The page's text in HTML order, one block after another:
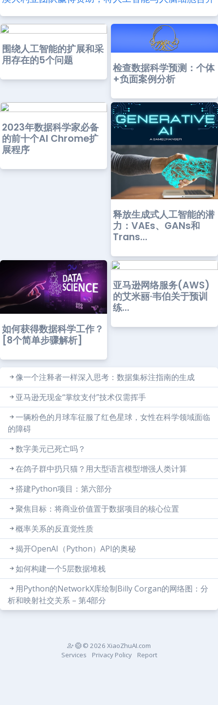
围绕人工智能的扩展和采
用存在的5个问题
检查数据科学预测：个体
+负面案例分析
2023年数据科学家必备
的前十个AI Chrome扩
展程序
释放生成式人工智能的潜
力：VAEs、GANs和
Trans...
如何获得数据科学工作？
[8个简单步骤解析]
亚马逊网络服务(AWS)
的艾米丽·韦伯关于预训
练...
像一个注释者一样深入思考：数据集标注指南的生成
亚马逊无现金“掌纹支付”技术仅需挥手
一辆粉色的月球车征服了红色星球，女性在科学领域面临
的障碍
数字美元已死亡吗？
在鸽子群中扔只猫？用大型语言模型增强人类计算
搭建Python项目：第六部分
聚焦目标：将商业价值置于数据项目的核心位置
概率关系的反直觉性质
揭开OpenAI（Python）API的奥秘
如何构建一个5层数据堆栈
用Python的NetworkX库绘制Billy Corgan的网络图：分
析和映射社交关系 – 第4部分
© 2026 XiaoZhuAI.com
Services
Privacy Policy Report